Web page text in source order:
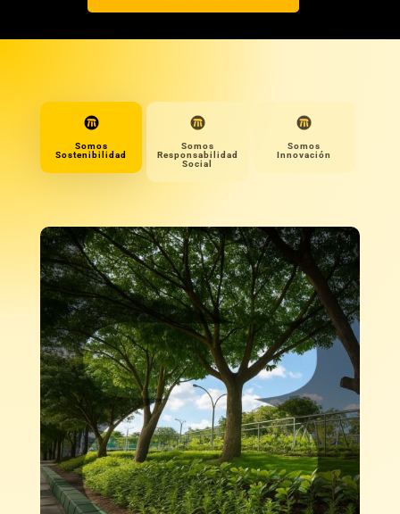
Somos
Sostenibilidad
Somos
Responsabilidad
Social
Somos
Innovación